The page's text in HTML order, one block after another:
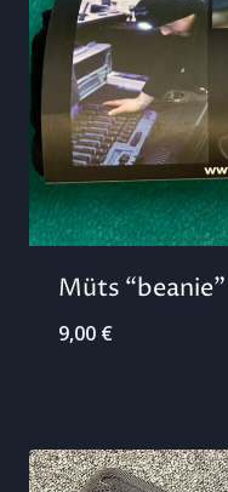
Müts
9,00 €